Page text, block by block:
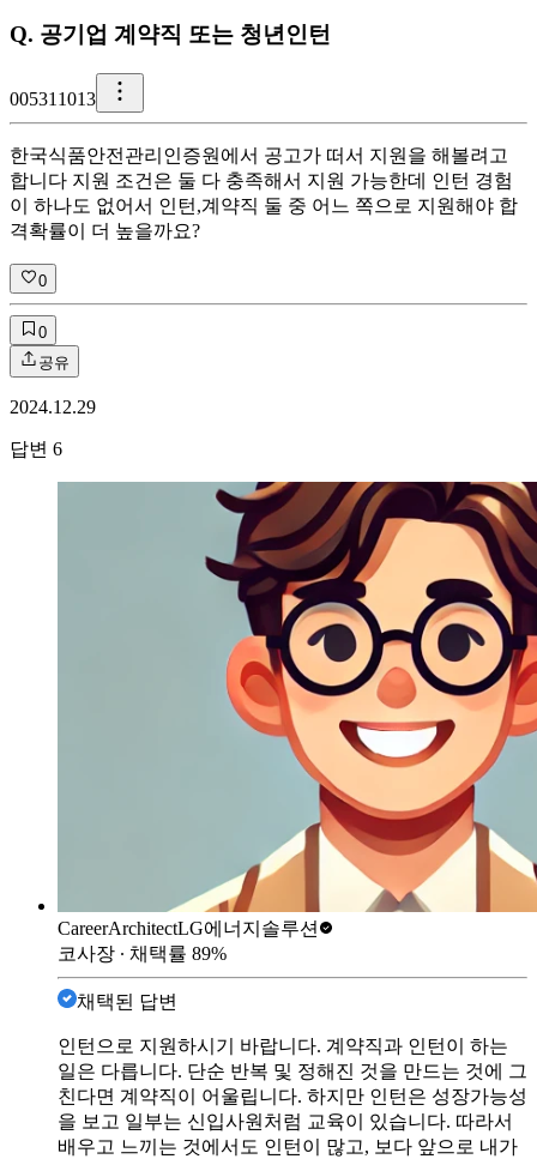
Q. 공기업 계약직 또는 청년인턴
005311013
한국식품안전관리인증원에서 공고가 떠서 지원을 해볼려고
합니다 지원 조건은 둘 다 충족해서 지원 가능한데 인턴 경험
이 하나도 없어서 인턴,계약직 둘 중 어느 쪽으로 지원해야 합
격확률이 더 높을까요?
0
0
공유
2024.12.29
답변 6
CareerArchitectLG에너지솔루션
코사장 ∙ 채택률 89%
채택된 답변
인턴으로 지원하시기 바랍니다. 계약직과 인턴이 하는
일은 다릅니다. 단순 반복 및 정해진 것을 만드는 것에 그
친다면 계약직이 어울립니다. 하지만 인턴은 성장가능성
을 보고 일부는 신입사원처럼 교육이 있습니다. 따라서
배우고 느끼는 것에서도 인턴이 많고, 보다 앞으로 내가